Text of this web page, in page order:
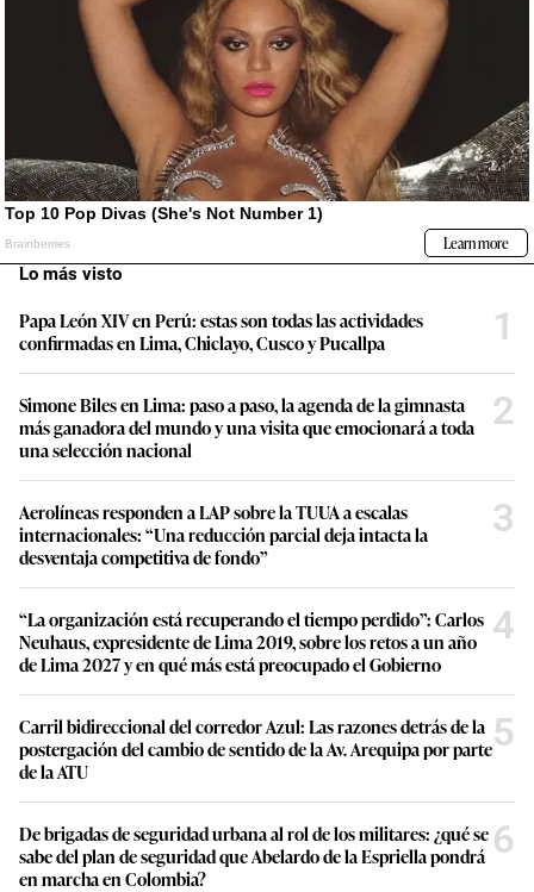
Lo más visto
Papa León XIV en Perú: estas son todas las actividades
confirmadas en Lima, Chiclayo, Cusco y Pucallpa
1
Simone Biles en Lima: paso a paso, la agenda de la gimnasta
más ganadora del mundo y una visita que emocionará a toda
una selección nacional
2
Aerolíneas responden a LAP sobre la TUUA a escalas
internacionales: “Una reducción parcial deja intacta la
desventaja competitiva de fondo”
3
“La organización está recuperando el tiempo perdido”: Carlos
Neuhaus, expresidente de Lima 2019, sobre los retos a un año
de Lima 2027 y en qué más está preocupado el Gobierno
4
Carril bidireccional del corredor Azul: Las razones detrás de la
postergación del cambio de sentido de la Av. Arequipa por parte
de la ATU
5
De brigadas de seguridad urbana al rol de los militares: ¿qué se
sabe del plan de seguridad que Abelardo de la Espriella pondrá
en marcha en Colombia?
6